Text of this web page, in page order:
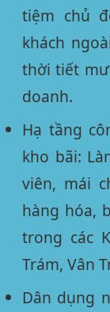
tiệm chủ
khách
thời tiết
doanh.
Hạ tầng
kho bãi:
viên, mái
hàng hóa,
trong các
Trám, Vân
Dân dụng